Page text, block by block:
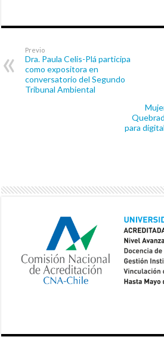
Previo
Dra. Paula Celis-Plá participa
como expositora en
conversatorio del Segundo
Tribunal Ambiental
para